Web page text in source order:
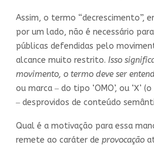
Assim, o termo “decrescimento”,
por um lado, não é necessário
públicas defendidas pelo
alcance muito restrito. Isso
movimento, o termo deve ser
ou marca ‒ do tipo ‘OMO’, ou ‘X’
‒ desprovidos de conteúdo
Qual é a motivação para essa
remete ao caráter de provocação